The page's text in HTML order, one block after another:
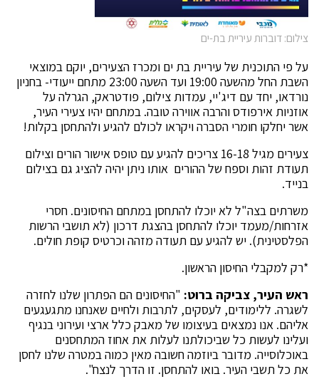
צילום: דוברות עיריית בת-ים
על פי התוכנית של עיריית בת ים ומכרז הצעירים, יוקם במוצאי
השבת החל מהשעה 19:00 ועד השעה 23:00 מתחם ייעודי- בחניון
נורדאו, יחד עם דיג'יי, עמדות צילום, פודטראק, הגרלה על
אוזניות אירפודס והרבה אווירה טובה. במתחם יהיו צעירי העיר,
אשר יחלקו חומרי הסברה ויקראו לכולם להגיע ולהתחסן בקלות!
צעירים מגיל 16-18 צריכים להגיע עם טופס אישור הורים וצילום
תעודת זהות וספח של ההורים אותו ניתן יהיה להציג גם בצילום
בנייד.
משרתים בצה"ל לא יוכלו להתחסן במתחם החיסונים. חסרי
אזרחות/מעמד יוכלו להתחסן בהצגת דרכון (לא תושבי הרשות
הפלסטינית). יש להגיע עם תעודה מזהה וכרטיס קופת חולים.
*רק למקבלי החיסון הראשון.
ראש העיר, צביקה ברוט: "החיסונים הם הפתרון שלנו לחזרה
לשגרה. ללימודים, לעסקים, לתרבות ולחיים שאנחנו מתגעגעים
אליהם. אנו נמצאים בעיצומו של מאבק כלל ארצי ועירוני בנגיף
ועלינו לעשות כל שביכולתנו לעלות את אחוז המתחסנים
באוכלוסייה. מדובר ביוזמה חשובה מאין כמוה במטרה שלנו לחסן
את כל תשבי העיר. בואו להתחסן. זו הדרך לנצח".